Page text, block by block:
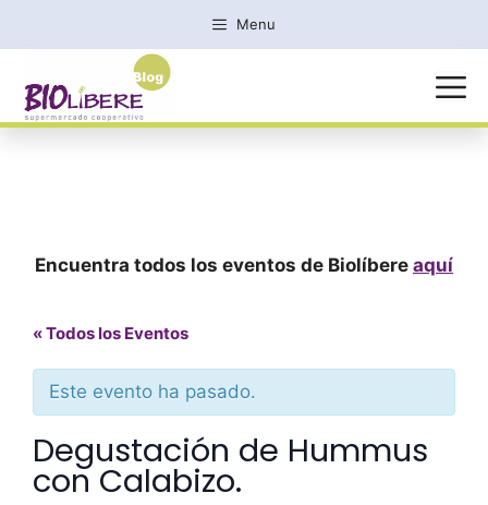
Menu
MENÚ
Encuentra todos los eventos de Biolíbere aquí
« Todos los Eventos
Este evento ha pasado.
Degustación de Hummus
con Calabizo.